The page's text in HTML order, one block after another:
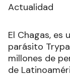
Actualidad
El Chagas, es
parásito
millones de
de